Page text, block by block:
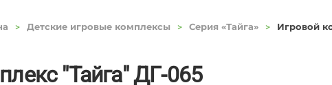
Детские игровые комплексы Серия «Тайга» Игровой
"Тайга" ДГ-065